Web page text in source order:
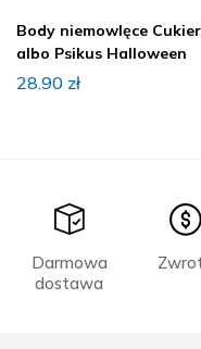
Body niemowlęce
albo Psikus Halloween
28.90 zł
Darmowa
dostawa